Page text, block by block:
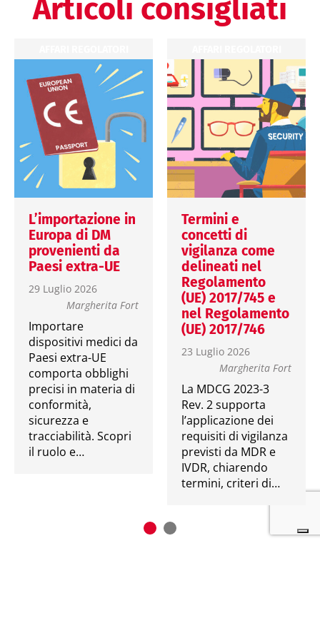
Articoli consigliati
L’importazione in
Europa di DM
provenienti da
Paesi extra-UE
29 Luglio 2026
Margherita Fort
Importare
dispositivi medici da
Paesi extra-UE
comporta obblighi
precisi in materia di
conformità,
sicurezza e
tracciabilità. Scopri
il ruolo e…
Termini e
concetti di
vigilanza come
delineati nel
Regolamento
(UE) 2017/745 e
nel Regolamento
(UE) 2017/746
23 Luglio 2026
Margherita Fort
La MDCG 2023-3
Rev. 2 supporta
l’applicazione dei
requisiti di vigilanza
previsti da MDR e
IVDR, chiarendo
termini, criteri di…